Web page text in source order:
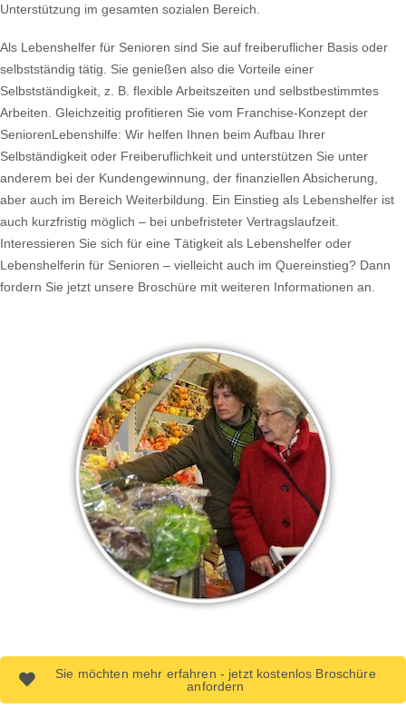
Unterstützung im gesamten sozialen Bereich.
Als Lebenshelfer für Senioren sind Sie auf freiberuflicher Basis oder
selbstständig tätig. Sie genießen also die Vorteile einer
Selbstständigkeit, z. B. flexible Arbeitszeiten und selbstbestimmtes
Arbeiten. Gleichzeitig profitieren Sie vom Franchise-Konzept der
SeniorenLebenshilfe: Wir helfen Ihnen beim Aufbau Ihrer
Selbständigkeit oder Freiberuflichkeit und unterstützen Sie unter
anderem bei der Kundengewinnung, der finanziellen Absicherung,
aber auch im Bereich Weiterbildung. Ein Einstieg als Lebenshelfer ist
auch kurzfristig möglich – bei unbefristeter Vertragslaufzeit.
Interessieren Sie sich für eine Tätigkeit als Lebenshelfer oder
Lebenshelferin für Senioren – vielleicht auch im Quereinstieg? Dann
fordern Sie jetzt unsere Broschüre mit weiteren Informationen an.
Sie möchten mehr erfahren - jetzt kostenlos Broschüre
anfordern